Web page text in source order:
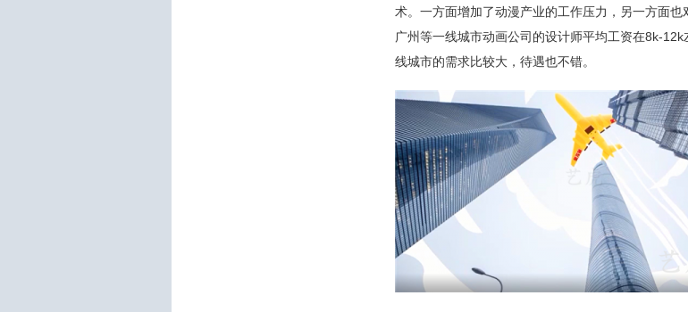
术。一方面增加了动漫产业的工作压力，另一方面
广州等一线城市动画公司的设计师平均工资在8k-
线城市的需求比较大，待遇也不错。